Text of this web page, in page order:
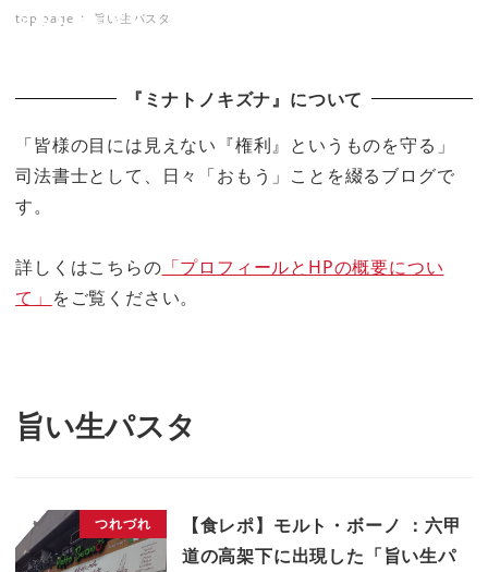
ミナトノキズナ
top page 旨い生パスタ
『ミナトノキズナ』について
「皆様の目には見えない『権利』というものを守る」
司法書士として、日々「おもう」ことを綴るブログで
す。
詳しくはこちらの 「プロフィールとHPの概要につい
て」 をご覧ください。
旨い生パスタ
つれづれ
【食レポ】モルト・ボーノ ：六甲
道の高架下に出現した「旨い生パ